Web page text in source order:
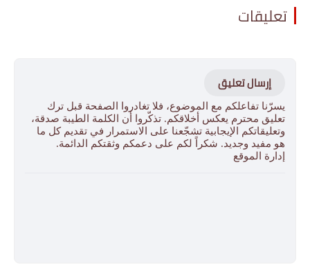
تعليقات
إرسال تعليق
يسرّنا تفاعلكم مع الموضوع، فلا تغادروا الصفحة قبل ترك
تعليق محترم يعكس أخلاقكم. تذكّروا أن الكلمة الطيبة صدقة،
وتعليقاتكم الإيجابية تشجّعنا على الاستمرار في تقديم كل ما
هو مفيد وجديد. شكراً لكم على دعمكم وثقتكم الدائمة.
إدارة الموقع